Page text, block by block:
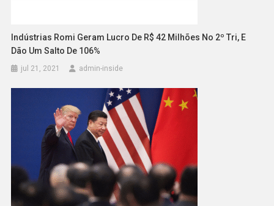
Indústrias Romi Geram Lucro De R$ 42 Milhões No 2º Tri, E
Dão Um Salto De 106%
jul 21, 2021 admin-inside